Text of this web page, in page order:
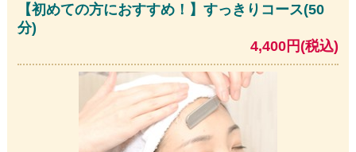
【初めての方におすすめ！】すっきりコース(50
分)
4,400円(税込)